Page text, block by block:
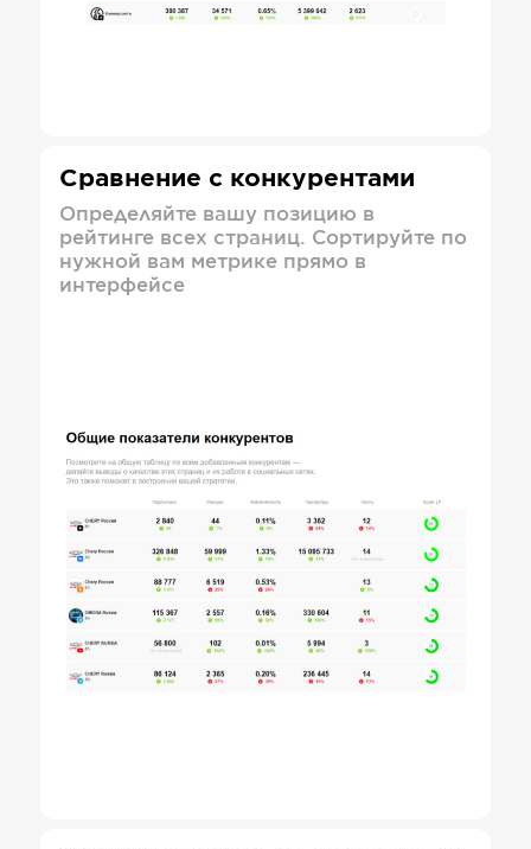
Сравнение с конкурентами
Определяйте вашу позицию в
рейтинге всех страниц. Сортируйте по
нужной вам метрике прямо в
интерфейсе